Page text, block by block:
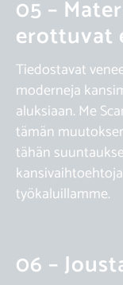
05 –
erottuvat
Tiedostavat
moderneja
aluksiaan. Me
tämän
tähän
työkaluillamme.
06 –